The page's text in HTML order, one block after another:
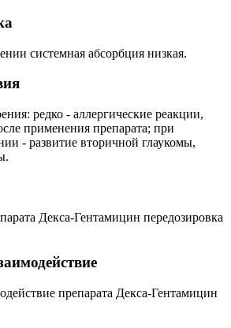
системная абсорбция низкая.
редко - аллергические реакции,
применения препарата; при
- развитие вторичной глаукомы,
Декса-Гентамицин передозировка
препарата Декса-Гентамицин